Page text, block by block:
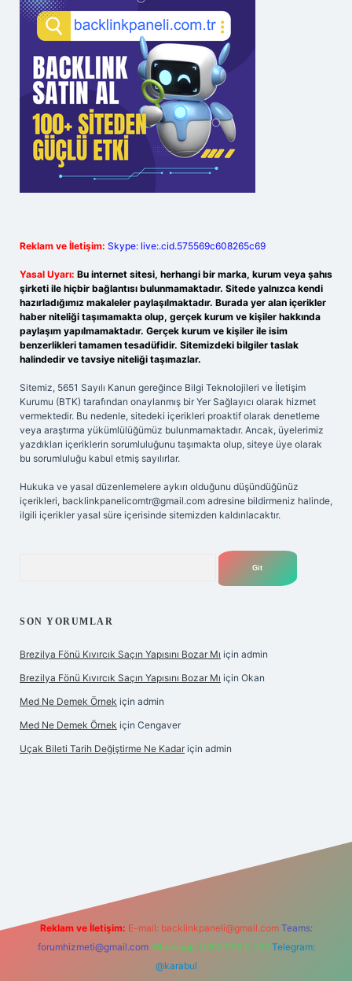
Reklam ve İletişim: Skype: live:.cid.575569c608265c69
Yasal Uyarı: Bu internet sitesi, herhangi bir marka, kurum veya şahıs
şirketi ile hiçbir bağlantısı bulunmamaktadır. Sitede yalnızca kendi
hazırladığımız makaleler paylaşılmaktadır. Burada yer alan içerikler
haber niteliği taşımamakta olup, gerçek kurum ve kişiler hakkında
paylaşım yapılmamaktadır. Gerçek kurum ve kişiler ile isim
benzerlikleri tamamen tesadüfidir. Sitemizdeki bilgiler taslak
halindedir ve tavsiye niteliği taşımazlar.
Sitemiz, 5651 Sayılı Kanun gereğince Bilgi Teknolojileri ve İletişim
Kurumu (BTK) tarafından onaylanmış bir Yer Sağlayıcı olarak hizmet
vermektedir. Bu nedenle, sitedeki içerikleri proaktif olarak denetleme
veya araştırma yükümlülüğümüz bulunmamaktadır. Ancak, üyelerimiz
yazdıkları içeriklerin sorumluluğunu taşımakta olup, siteye üye olarak
bu sorumluluğu kabul etmiş sayılırlar.
Hukuka ve yasal düzenlemelere aykırı olduğunu düşündüğünüz
içerikleri, backlinkpanelicomtr@gmail.com adresine bildirmeniz halinde,
ilgili içerikler yasal süre içerisinde sitemizden kaldırılacaktır.
SON YORUMLAR
Brezilya Fönü Kıvırcık Saçın Yapısını Bozar Mı için admin
Brezilya Fönü Kıvırcık Saçın Yapısını Bozar Mı için Okan
Med Ne Demek Örnek için admin
Med Ne Demek Örnek için Cengaver
Uçak Bileti Tarih Değiştirme Ne Kadar için admin
Reklam ve İletişim: E-mail: backlinkpaneli@gmail.com Teams:
forumhizmeti@gmail.com Whatsapp: 0262 606 0 726 Telegram:
@karabul